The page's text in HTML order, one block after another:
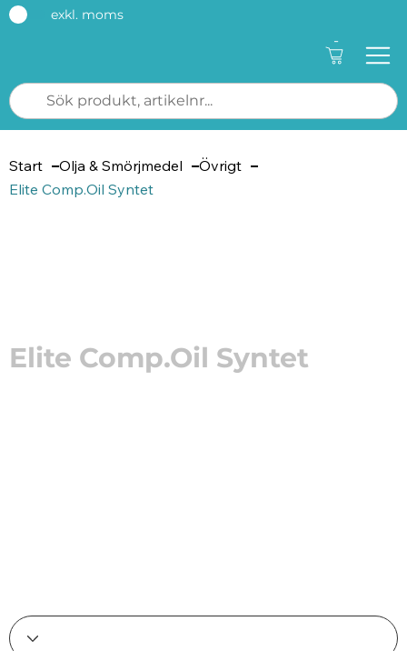
exkl. moms
-
Start Olja & Smörjmedel
Övrigt
Elite Comp.Oil Syntet
Elite Comp.Oil Syntet